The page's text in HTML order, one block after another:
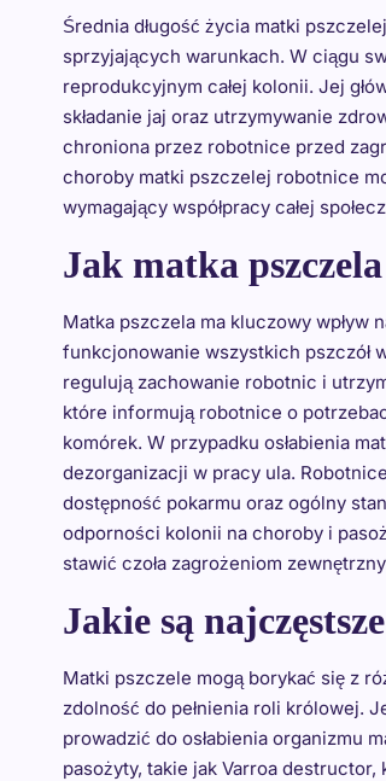
Średnia długość życia matki
sprzyjających warunkach. W ciągu
reprodukcyjnym całej kolonii. Jej
składanie jaj oraz utrzymywanie
chroniona przez robotnice przed
choroby matki pszczelej robotnice
wymagający współpracy całej
Jak matka
Matka pszczela ma kluczowy wpływ
funkcjonowanie wszystkich pszczół
regulują zachowanie robotnic i
które informują robotnice o
komórek. W przypadku osłabienia
dezorganizacji w pracy ula.
dostępność pokarmu oraz ogólny
odporności kolonii na choroby i
stawić czoła zagrożeniom
Jakie są
Matki pszczele mogą borykać się z
zdolność do pełnienia roli królowej.
prowadzić do osłabienia organizmu
pasożyty, takie jak Varroa